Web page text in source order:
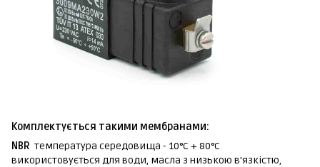
Комплектується такими мембранами:
NBR температура середовища - 10°C + 80°C
використовується для води, масла з низькою в'язкістю,